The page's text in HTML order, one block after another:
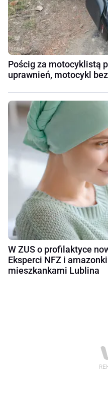
Pościg za motocyklistą
uprawnień, motocykl
W ZUS o profilaktyce
Eksperci NFZ i
mieszkankami Lublina